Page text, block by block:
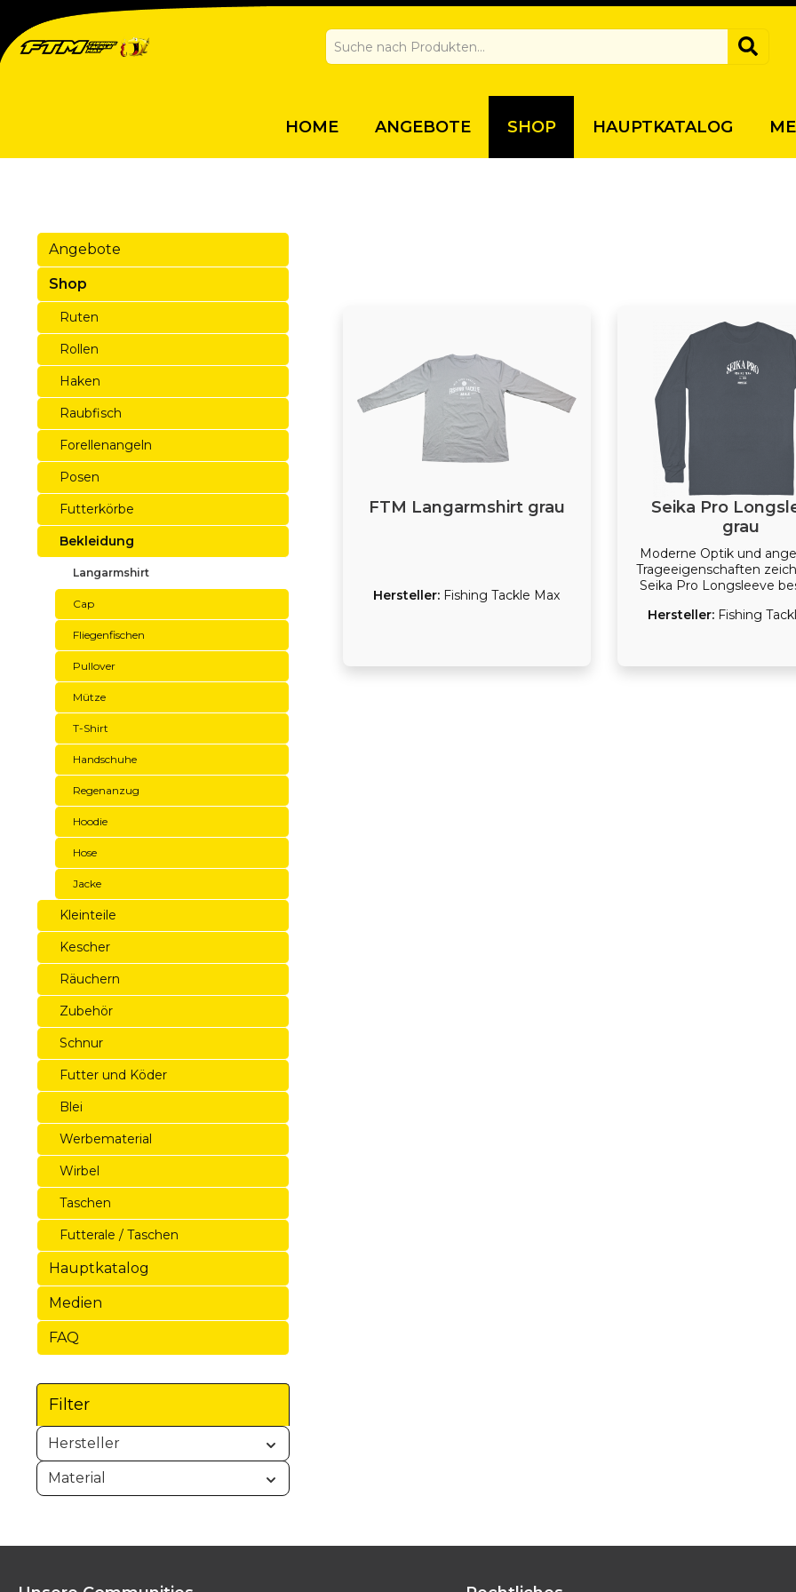
HOME ANGEBOTE SHOP HAUPTKATALOG
Angebote
Shop
Ruten
Rollen
Haken
Raubfisch
Forellenangeln
Posen
Futterkörbe
Bekleidung
Langarmshirt
Cap
Fliegenfischen
Pullover
Mütze
T-Shirt
Handschuhe
Regenanzug
Hoodie
Hose
Jacke
Kleinteile
Kescher
Räuchern
Zubehör
Schnur
Futter und Köder
Blei
Werbematerial
Wirbel
Taschen
Futterale / Taschen
Hauptkatalog
Medien
FAQ
Filter
Hersteller
Material
FTM Langarmshirt grau
Hersteller: Fishing Tackle Max
Seika Pro
grau
Moderne Optik und
Trageeigenschaften
Seika Pro Longsleeve
gefertigte
Print auch in Freizeit
Hersteller: Fishing